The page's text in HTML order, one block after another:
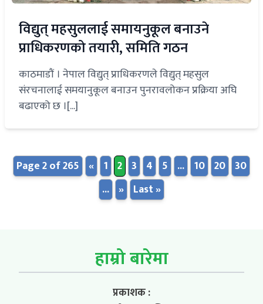
विद्युत् महसुललाई समायनुकूल बनाउने
प्राधिकरणको तयारी, समिति गठन
काठमाडौं । नेपाल विद्युत् प्राधिकरणले विद्युत् महसुल
संरचनालाई समयानुकूल बनाउन पुनरावलोकन प्रक्रिया अघि
बढाएको छ ।[...]
Page 2 of 265 « 1 2 3 4 5 ... 10 20 30
... » Last »
हाम्रो बारेमा
प्रकाशक :